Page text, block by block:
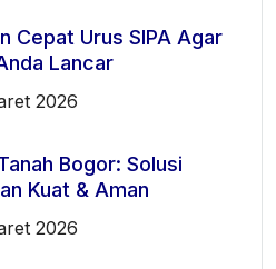
Cepat Urus SIPA Agar
Lancar
2026
Bogor: Solusi
Kuat & Aman
2026